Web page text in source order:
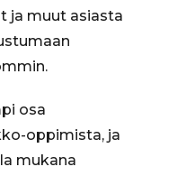
ja muut asiasta
osa
oppimista, ja
mukana